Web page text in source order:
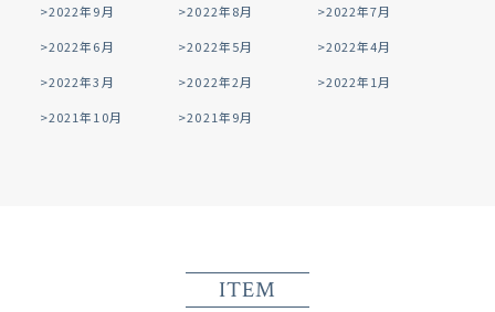
2022年9月
2022年8月
2022年7月
2022年6月
2022年5月
2022年4月
2022年3月
2022年2月
2022年1月
2021年10月
2021年9月
ITEM